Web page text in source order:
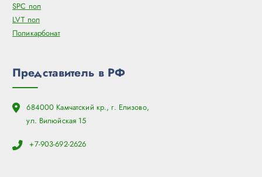
SPC пол
LVT пол
Поликарбонат
Представитель в РФ
684000 Камчатский кр., г. Елизово,
ул. Вилюйская 15
+7-903-692-2626